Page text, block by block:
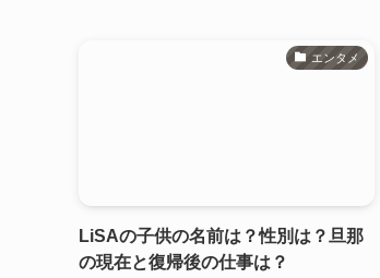
エンタメ
LiSAの子供の名前は？性別は？旦那
の現在と復帰後の仕事は？